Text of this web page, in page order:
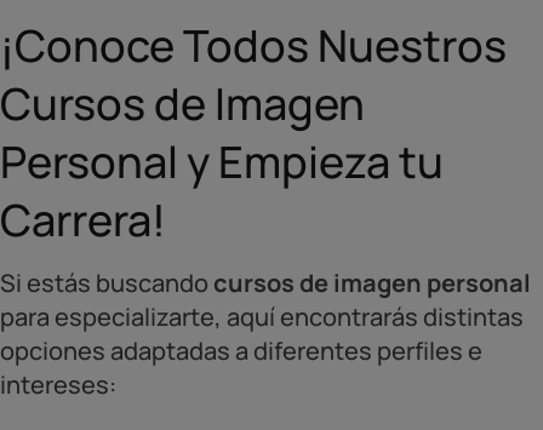
¡Conoce Todos Nuestros
Cursos de Imagen
Personal y Empieza tu
Carrera!
Si estás buscando cursos de imagen personal
para especializarte, aquí encontrarás distintas
opciones adaptadas a diferentes perfiles e
intereses: